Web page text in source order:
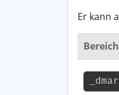
Er kann
Bereich